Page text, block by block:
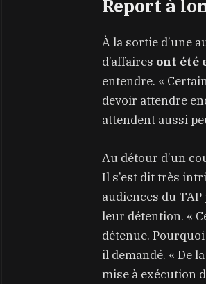
Report à
À la sortie d’une
d’affaires ont été
entendre. «
devoir attendre
attendent aussi
Au détour d’un
Il s’est dit très
audiences du
leur détention. «
détenue.
il demandé. « De
mise à exécution